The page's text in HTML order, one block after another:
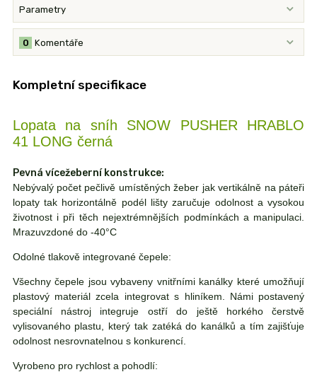
Parametry
Komentáře
0
Kompletní specifikace
Lopata na sníh SNOW PUSHER HRABLO
41 LONG černá
Pevná vícežeberní konstrukce:
Nebývalý počet pečlivě umístěných žeber jak vertikálně na páteři
lopaty tak horizontálně podél lišty zaručuje odolnost a vysokou
životnost i při těch nejextrémnějších podmínkách a manipulaci.
Mrazuvzdoné do -40°C
Odolné tlakově integrované čepele:
Všechny čepele jsou vybaveny vnitřními kanálky které umožňují
plastový materiál zcela integrovat s hliníkem. Námi postavený
speciální nástroj integruje ostří do ještě horkého čerstvě
vylisovaného plastu, který tak zatéká do kanálků a tím zajišťuje
odolnost nesrovnatelnou s konkurencí.
Vyrobeno pro rychlost a pohodlí: